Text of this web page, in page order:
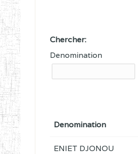
Chercher:
Denomination
Denomination
ENIET DJONOU